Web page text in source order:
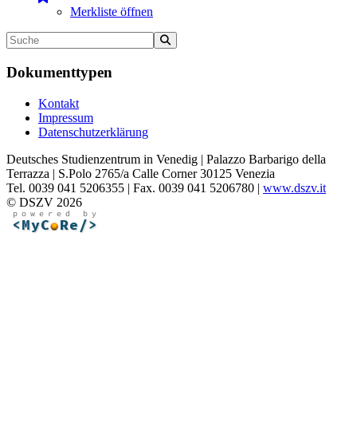
Merkliste öffnen
Dokumenttypen
Kontakt
Impressum
Datenschutzerklärung
Deutsches Studienzentrum in Venedig | Palazzo Barbarigo della
Terrazza | S.Polo 2765/a Calle Corner 30125 Venezia
Tel. 0039 041 5206355 | Fax. 0039 041 5206780 | www.dszv.it
© DSZV 2026